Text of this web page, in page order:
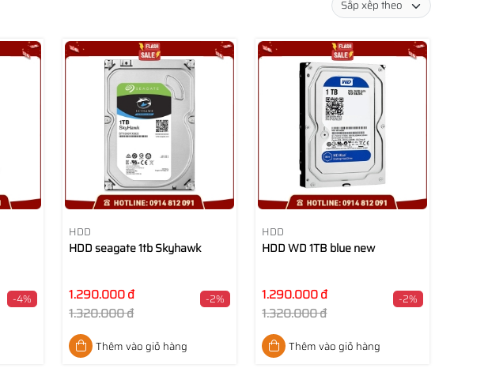
-4%
HDD
HDD seagate 1tb Skyhawk
1.290.000 đ
1.320.000 đ
-2%
Thêm vào giỏ hàng
HDD
HDD WD 1TB blue new
1.290.000 đ
1.320.000 đ
-2%
Thêm vào giỏ hàng